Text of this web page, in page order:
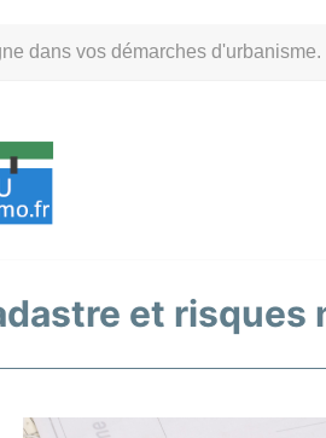
dans vos démarches
et